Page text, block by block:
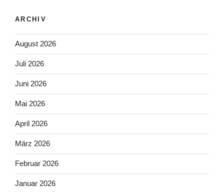
ARCHIV
August 2026
Juli 2026
Juni 2026
Mai 2026
April 2026
März 2026
Februar 2026
Januar 2026